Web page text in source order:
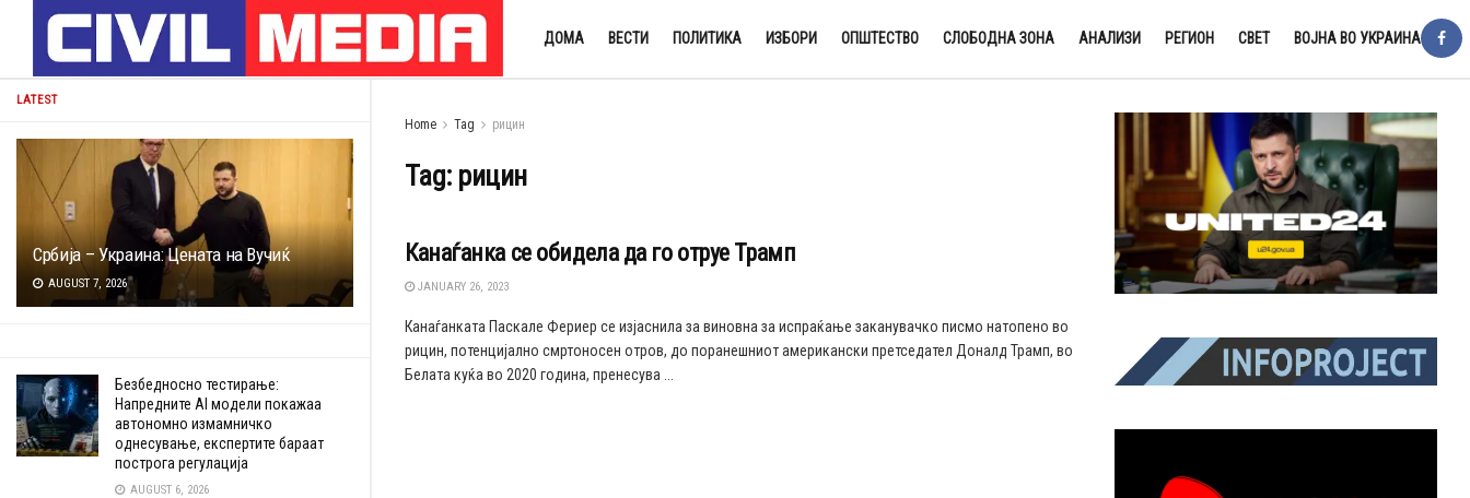
LATEST
Србија – Украина: Цената на Вучиќ
AUGUST 7, 2026
Безбедносно тестирање:
Напредните AI модели покажаа
автономно измамничко
однесување, експертите бараат
построга регулација
AUGUST 6, 2026
ДОМА ВЕСТИ ПОЛИТИКА ИЗБОРИ ОПШТЕСТВО СЛОБОДНА ЗОНА АНАЛИЗИ РЕГИОН СВЕТ ВОЈНА ВО УКРАИНА
Home Tag рицин
Tag: рицин
Канаѓанка се обидела да го отруе Трамп
JANUARY 26, 2023
Канаѓанката Паскале Фериер се изјаснила за виновна за испраќање заканувачко писмо натопено во
рицин, потенцијално смртоносен отров, до поранешниот американски претседател Доналд Трамп, во
Белата куќа во 2020 година, пренесува ...